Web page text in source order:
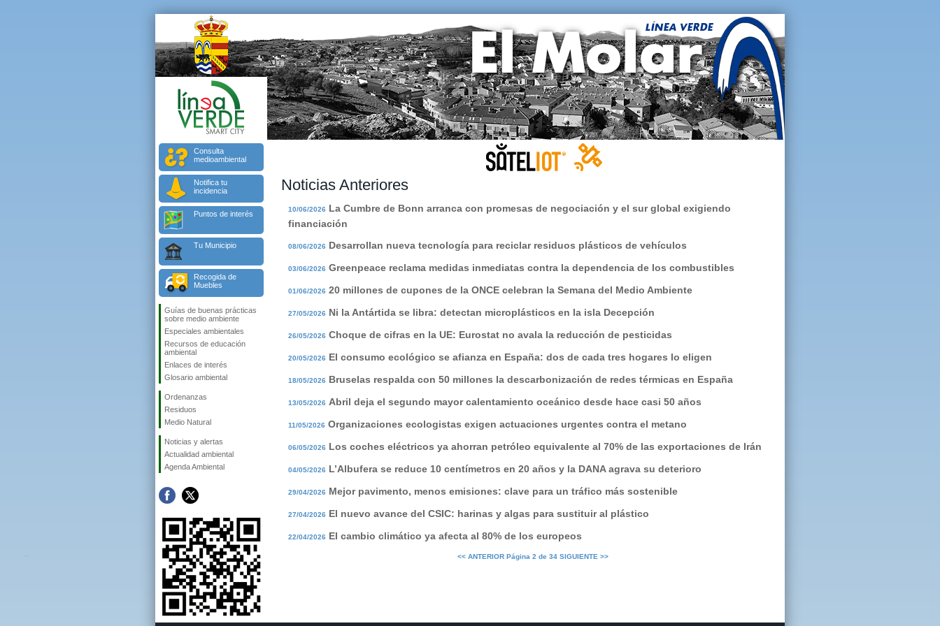
Consulta
medioambiental
Notifica tu
incidencia
Puntos de interés
Tu Municipio
Recogida de
Muebles
Guías de buenas prácticas
sobre medio ambiente
Especiales ambientales
Recursos de educación
ambiental
Enlaces de interés
Glosario ambiental
Ordenanzas
Residuos
Medio Natural
Noticias y alertas
Actualidad ambiental
Agenda Ambiental
Noticias Anteriores
10/06/2026 La Cumbre de Bonn arranca con promesas de negociación y el sur global exigiendo
financiación
08/06/2026 Desarrollan nueva tecnología para reciclar residuos plásticos de vehículos
03/06/2026 Greenpeace reclama medidas inmediatas contra la dependencia de los combustibles
01/06/2026 20 millones de cupones de la ONCE celebran la Semana del Medio Ambiente
27/05/2026 Ni la Antártida se libra: detectan microplásticos en la isla Decepción
26/05/2026 Choque de cifras en la UE: Eurostat no avala la reducción de pesticidas
20/05/2026 El consumo ecológico se afianza en España: dos de cada tres hogares lo eligen
18/05/2026 Bruselas respalda con 50 millones la descarbonización de redes térmicas en España
13/05/2026 Abril deja el segundo mayor calentamiento oceánico desde hace casi 50 años
11/05/2026 Organizaciones ecologistas exigen actuaciones urgentes contra el metano
06/05/2026 Los coches eléctricos ya ahorran petróleo equivalente al 70% de las exportaciones de Irán
04/05/2026 L’Albufera se reduce 10 centímetros en 20 años y la DANA agrava su deterioro
29/04/2026 Mejor pavimento, menos emisiones: clave para un tráfico más sostenible
27/04/2026 El nuevo avance del CSIC: harinas y algas para sustituir al plástico
22/04/2026 El cambio climático ya afecta al 80% de los europeos
<< ANTERIOR Página 2 de 34 SIGUIENTE >>